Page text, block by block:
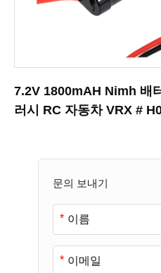
문의 보내기
*
*
7.2V 1800mAH Nimh 배
러시 RC 자동차 VRX #